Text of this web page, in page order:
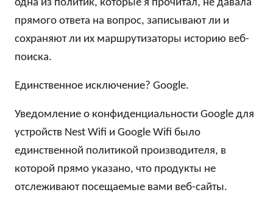
одна из политик, которые я прочитал, не давала
прямого ответа на вопрос, записывают ли и
сохраняют ли их маршрутизаторы историю веб-
поиска.
Единственное исключение? Google.
Уведомление о конфиденциальности Google для
устройств Nest Wifi и Google Wifi было
единственной политикой производителя, в
которой прямо указано, что продукты не
отслеживают посещаемые вами веб-сайты.